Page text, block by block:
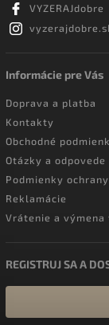
VYZERAJdobre
Informácie pre Vás
Doprava a platba
Kontakty
Obchodné
Otázky a odpovede
Podmienky
Reklamácie
Vrátenie a výmena
REGISTRUJ SA A